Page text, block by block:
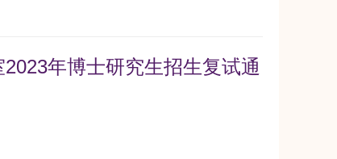
年博士研究生招生复试通